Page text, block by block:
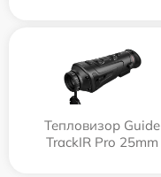
Тепловизор Guide
TrackIR Pro 25mm